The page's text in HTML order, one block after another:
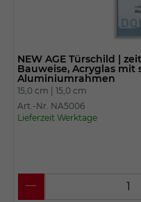
NEW AGE Türschild |
Bauweise, Acryglas mit
Aluminiumrahmen
15,0 cm | 15,0 cm
Art.-Nr. NA5006
Lieferzeit Werktage